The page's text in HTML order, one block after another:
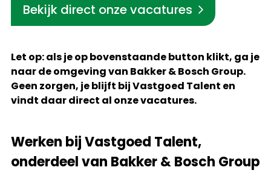
Bekijk direct onze vacatures
Let op: als je op bovenstaande button klikt, ga je
naar de omgeving van Bakker & Bosch Group.
Geen zorgen, je blijft bij Vastgoed Talent en
vindt daar direct al onze vacatures.
Werken bij Vastgoed Talent,
onderdeel van Bakker & Bosch Group